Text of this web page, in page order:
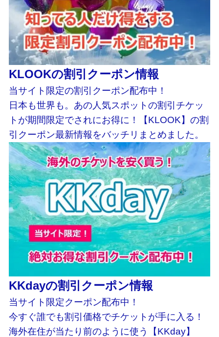
KLOOKの割引クーポン情報
当サイト限定の割引クーポン配布中！
日本も世界も。あの人気スポットの割引チケッ
トが期間限定でされにお得に！【KLOOK】の割
引クーポン最新情報をバッチリまとめました。
KKdayの割引クーポン情報
当サイト限定クーポン配布中！
今すぐ誰でも割引価格でチケットが手に入る！
海外在住が当たり前のように使う【KKday】